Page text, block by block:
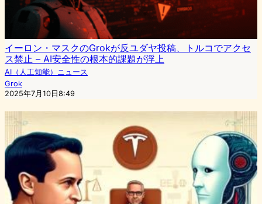
イーロン・マスクのGrokが反ユダヤ投稿、トルコでアクセ
ス禁止 – AI安全性の根本的課題が浮上
AI（人工知能）ニュース
Grok
2025年7月10日8:49